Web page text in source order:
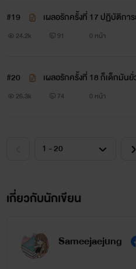
ติดตามข่าวสาร เข้ามาคุยเล่น
#19 เผลอรักครั้งที่ 17 ปฏิบัติการ
24.2k 91 0 หน้า
#20 เผลอรักครั้งที่ 18 ก็เด็กมัน
26.3k 74 0 หน้า
เกี่ยวกับนักเขียน
Sameejaejung